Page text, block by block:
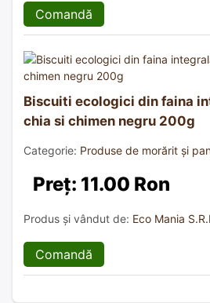
Comandă
Biscuiti ecologici din faina
chia si chimen negru 200g
Categorie: Produse de morărit și
Preț: 11.00 Ron
Produs și vândut de: Eco Mania
Comandă